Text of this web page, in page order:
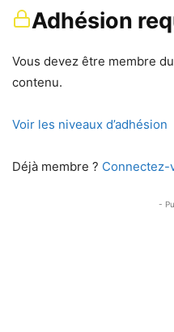
Adhésion
Vous devez être membre
contenu.
Voir les niveaux d’adhésion
Déjà membre ? Connectez-
-